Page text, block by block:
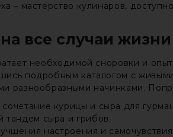
– мастерство кулинаров,
все случаи жизни
необходимой сноровки и
подробным каталогом с
разнообразными начинками.
курицы и сыра для
тандем сыра и грибов;
настроения и самочувствия;